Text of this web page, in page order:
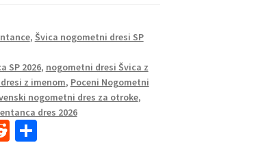
, Švica nogometni dresi SP
SP 2026, nogometni dresi Švica z
z imenom, Poceni Nogometni
nogometni dres za otroke,
dres 2026
R S